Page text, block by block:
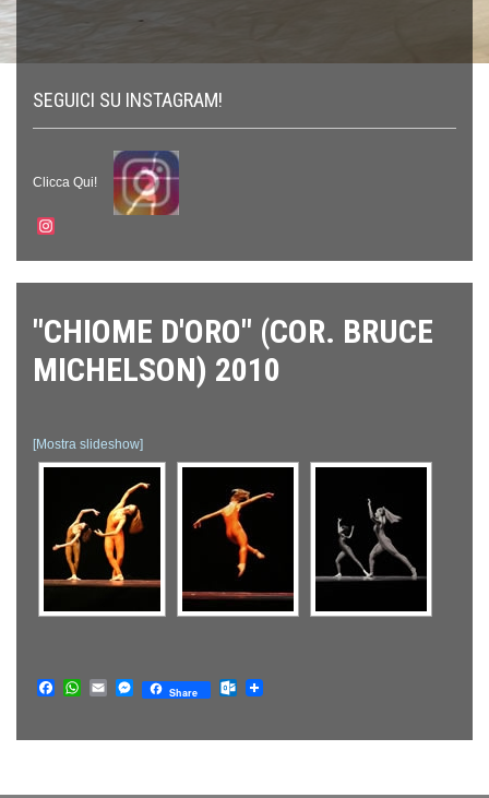
SEGUICI SU INSTAGRAM!
Clicca Qui!
"CHIOME D'ORO" (COR. BRUCE
MICHELSON) 2010
[Mostra slideshow]
Facebook
WhatsApp
EmailMessenger
Share Outlook.com